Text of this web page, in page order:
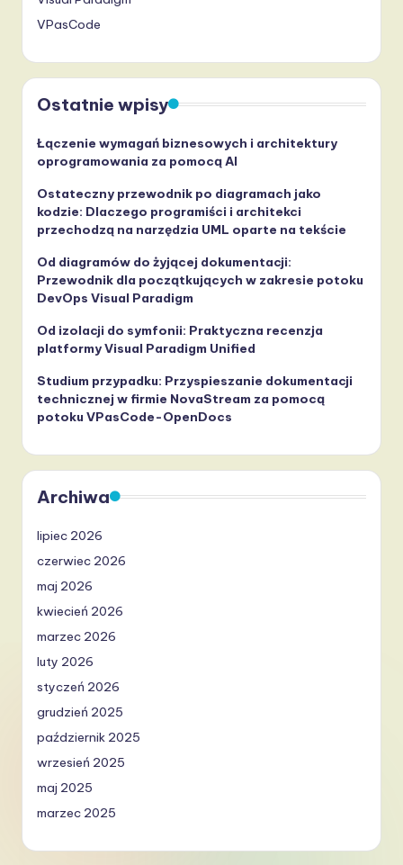
VPasCode
Ostatnie wpisy
Łączenie wymagań biznesowych i architektury
oprogramowania za pomocą AI
Ostateczny przewodnik po diagramach jako
kodzie: Dlaczego programiści i architekci
przechodzą na narzędzia UML oparte na tekście
Od diagramów do żyjącej dokumentacji:
Przewodnik dla początkujących w zakresie potoku
DevOps Visual Paradigm
Od izolacji do symfonii: Praktyczna recenzja
platformy Visual Paradigm Unified
Studium przypadku: Przyspieszanie dokumentacji
technicznej w firmie NovaStream za pomocą
potoku VPasCode-OpenDocs
Archiwa
lipiec 2026
czerwiec 2026
maj 2026
kwiecień 2026
marzec 2026
luty 2026
styczeń 2026
grudzień 2025
październik 2025
wrzesień 2025
maj 2025
marzec 2025